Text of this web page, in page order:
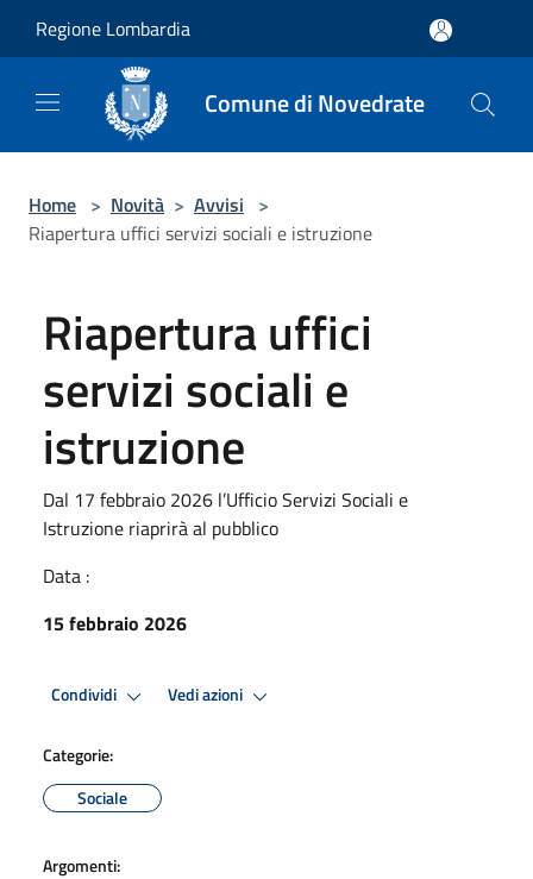
Regione Lombardia
Comune di Novedrate
Home > Novità > Avvisi >
Riapertura uffici servizi sociali e istruzione
Riapertura uffici
servizi sociali e
istruzione
Dal 17 febbraio 2026 l’Ufficio Servizi Sociali e
Istruzione riaprirà al pubblico
Data :
15 febbraio 2026
Condividi Vedi azioni
Categorie:
Sociale
Argomenti: